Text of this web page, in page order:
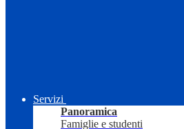
Servizi
Panoramica
Famiglie e studenti